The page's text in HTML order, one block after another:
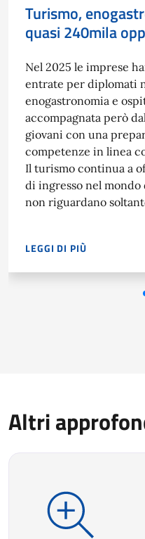
Turismo,
quasi 240mila
Nel 2025 le imprese
entrate per diplomati
enogastronomia e
accompagnata però
giovani con una
competenze in linea
Il turismo continua a
di ingresso nel
non riguardano
LEGGI DI PIÙ
NEL 2025 LE IMPRESE
Altri